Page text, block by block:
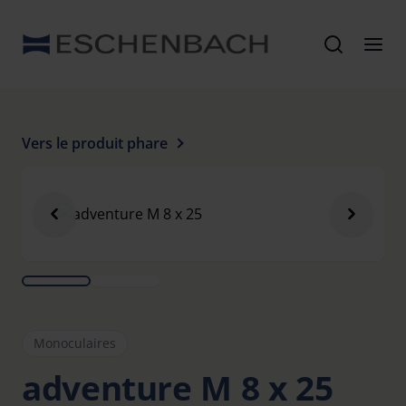
Vers le produit phare
Monoculaires
adventure M 8 x 25